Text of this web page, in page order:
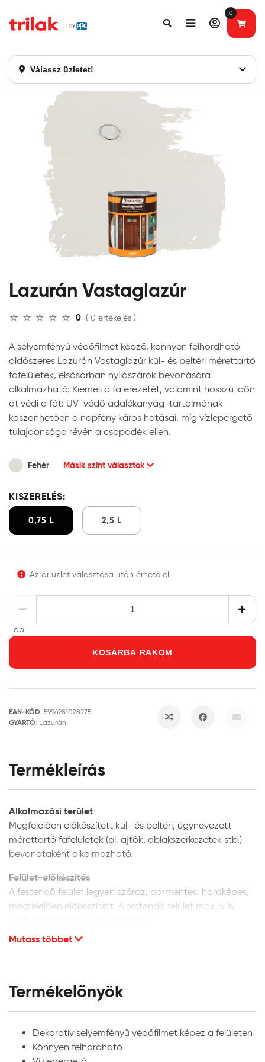
Válassz üzletet!
0
Fontos tájékoztatás!
Lazurán Vastaglazúr
0 ( 0 értékelés )
A selyemfényű védőfilmet képző, könnyen felhordható
oldószeres Lazurán Vastaglazúr kül- és beltéri mérettartó
fafelületek, elsősorban nyílászárók bevonására
alkalmazható. Kiemeli a fa erezetét, valamint hosszú időn
át védi a fát: UV-védő adalékanyag-tartalmának
köszönhetően a napfény káros hatásai, míg vízlepergető
tulajdonsága révén a csapadék ellen.
Fehér Másik színt választok
KISZERELÉS:
0,75 L 2,5 L
Az ár üzlet választása után érhető el.
db
KOSÁRBA RAKOM
EAN-KÓD: 5996281028275
GYÁRTÓ: Lazurán
Termékleírás
Alkalmazási terület
Megfelelően előkészített kül- és beltéri, úgynevezett
mérettartó fafelületek (pl. ajtók, ablakszerkezetek stb.)
bevonataként alkalmazható.
Felület-előkészítés
A festendő felület legyen száraz, pormentes, hordképes,
megfelelően előkészített. A festendő felület max. 5 %
Új fafelületek előkészítése:
alkalmazás esetén megelőző védelem céljából
Lazurán Univerzális faanyagvédőszer használata
szükséges.
Puhafa-felületek előkészítése:a még bevonat
nélküli, új puhafa-fajtákból készült felületek
csiszolás és portalanítás után közvetlenül
Mutass többet
Termékelőnyök
Dekoratív selyemfényű védőfilmet képez a felületen
Könnyen felhordható